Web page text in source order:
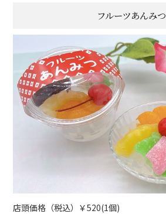
フルーツあんみつ
店頭価格（税込）￥520(1個)